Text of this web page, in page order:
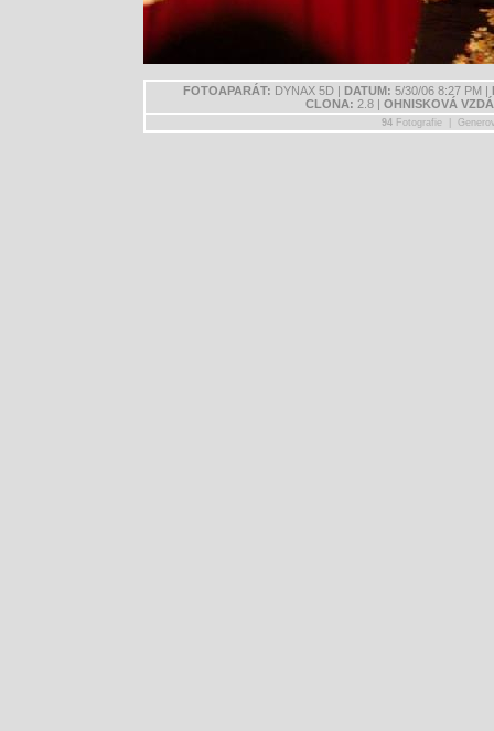
FOTOAPARÁT: DYNAX 5D | DATUM: 5/30/06 8:27 PM |
CLONA: 2.8 | OHNISKOVÁ
94Fotografie |